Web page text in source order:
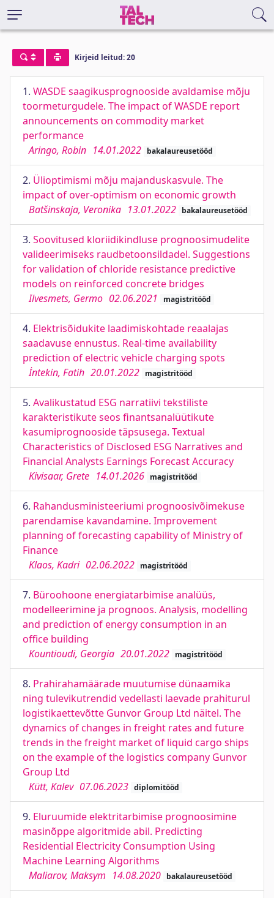
Kirjeid leitud: 20
1. WASDE saagikusprognooside avaldamise mõju
toormeturgudele. The impact of WASDE report
announcements on commodity market
performance
Aringo, Robin 14.01.2022 bakalaureusetööd
2. Ülioptimismi mõju majanduskasvule. The
impact of over-optimism on economic growth
Batšinskaja, Veronika 13.01.2022 bakalaureusetööd
3. Soovitused kloriidikindluse prognoosimudelite
valideerimiseks raudbetoonsildadel. Suggestions
for validation of chloride resistance predictive
models on reinforced concrete bridges
Ilvesmets, Germo 02.06.2021 magistritööd
4. Elektrisõidukite laadimiskohtade reaalajas
saadavuse ennustus. Real-time availability
prediction of electric vehicle charging spots
İntekin, Fatih 20.01.2022 magistritööd
5. Avalikustatud ESG narratiivi tekstiliste
karakteristikute seos finantsanalüütikute
kasumiprognooside täpsusega. Textual
Characteristics of Disclosed ESG Narratives and
Financial Analysts Earnings Forecast Accuracy
Kivisaar, Grete 14.01.2026 magistritööd
6. Rahandusministeeriumi prognoosivõimekuse
parendamise kavandamine. Improvement
planning of forecasting capability of Ministry of
Finance
Klaos, Kadri 02.06.2022 magistritööd
7. Büroohoone energiatarbimise analüüs,
modelleerimine ja prognoos. Analysis, modelling
and prediction of energy consumption in an
office building
Kountioudi, Georgia 20.01.2022 magistritööd
8. Prahirahamäärade muutumise dünaamika
ning tulevikutrendid vedellasti laevade prahiturul
logistikaettevõtte Gunvor Group Ltd näitel. The
dynamics of changes in freight rates and future
trends in the freight market of liquid cargo ships
on the example of the logistics company Gunvor
Group Ltd
Kütt, Kalev 07.06.2023 diplomitööd
9. Eluruumide elektritarbimise prognoosimine
masinõppe algoritmide abil. Predicting
Residential Electricity Consumption Using
Machine Learning Algorithms
Maliarov, Maksym 14.08.2020 bakalaureusetööd